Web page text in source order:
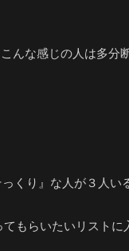
な感じの人は多分
くり』な人が３人い
もらいたいリスト